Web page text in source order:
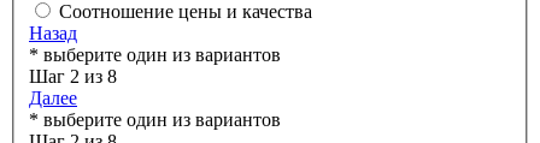
Соотношение цены и качества
Назад
* выберите один из вариантов
Шаг 2 из 8
Далее
* выберите один из вариантов